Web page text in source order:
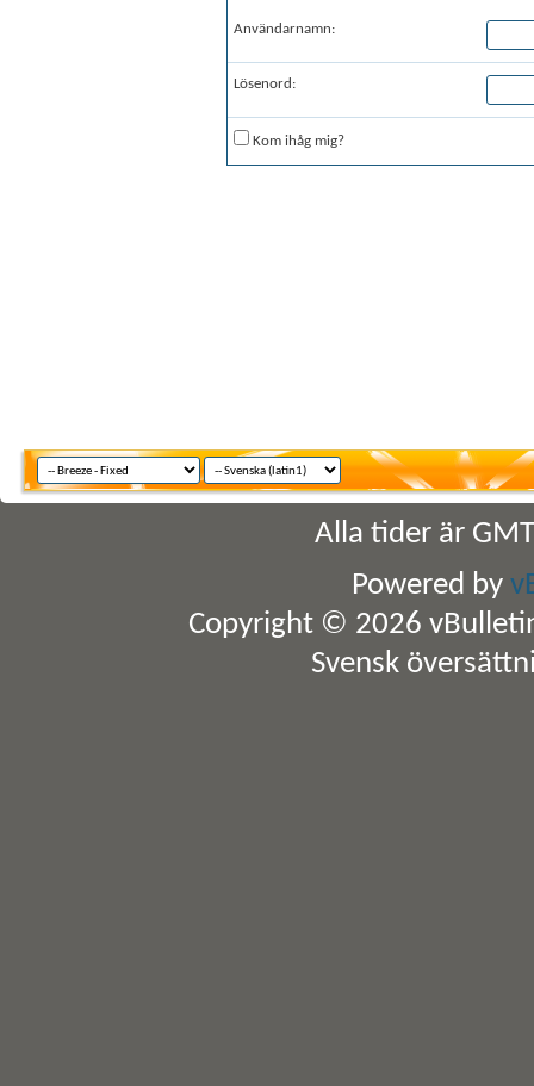
Användarnamn:
Lösenord:
Kom ihåg mig?
Alla tider är
Powered by
Copyright © 2026
Svensk